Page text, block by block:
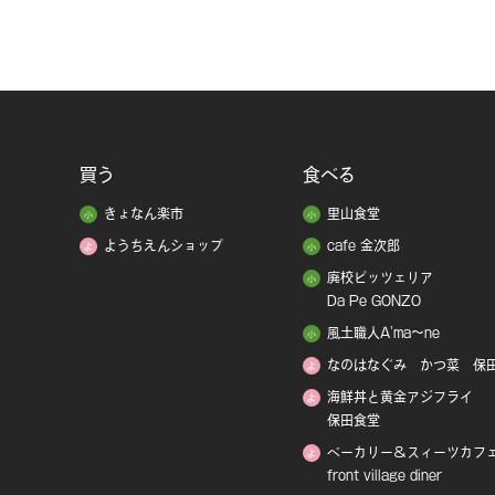
買う
きょなん楽市
ようちえんショップ
食べる
里山食堂
cafe 金次郎
廃校ピッツェリア
Da Pe GONZO
風土職人A'ma～ne
なのはなぐみ かつ菜 保
海鮮丼と黄金アジフライ
保田食堂
ベーカリー＆スィーツカフ
front village diner